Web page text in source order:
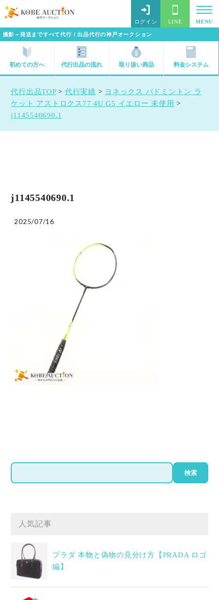
撮影～発送まですべて代行！出品代行の神戸オークション
ログイン LINE MENU
初めての方へ 代行出品の流れ 取り扱い商品 料金システム
代行出品TOP> 代行実績 > ヨネックス バドミントン ラ
ケット アストロクス77 4U G5 イエロー 未使用 >
j1145540690.1
j1145540690.1
2025/07/16
検
索
検索
人気記事
プラダ 本物と偽物の見分け方【PRADA ロゴ
編】